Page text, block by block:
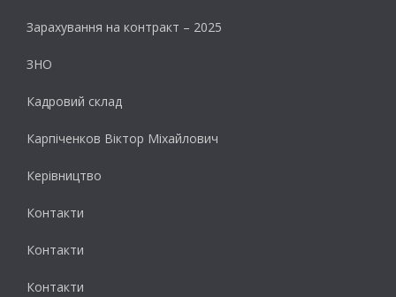
Зарахування на контракт – 2025
ЗНО
Кадровий склад
Карпіченков Віктор Міхайлович
Керівництво
Контакти
Контакти
Контакти